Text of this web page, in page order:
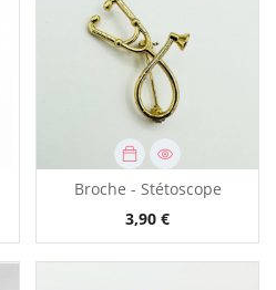
Broche - Stétoscope
3,90 €